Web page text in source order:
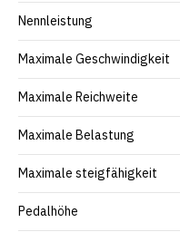
Nennleistung
Maximale Geschwindigkeit
Maximale Reichweite
Maximale Belastung
Maximale steigfähigkeit
Pedalhöhe